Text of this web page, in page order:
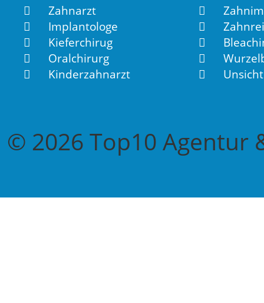
Zahnarzt
Implantologe
Kieferchirug
Oralchirurg
Kinderzahnarzt
© 2026 Top10 Agentur